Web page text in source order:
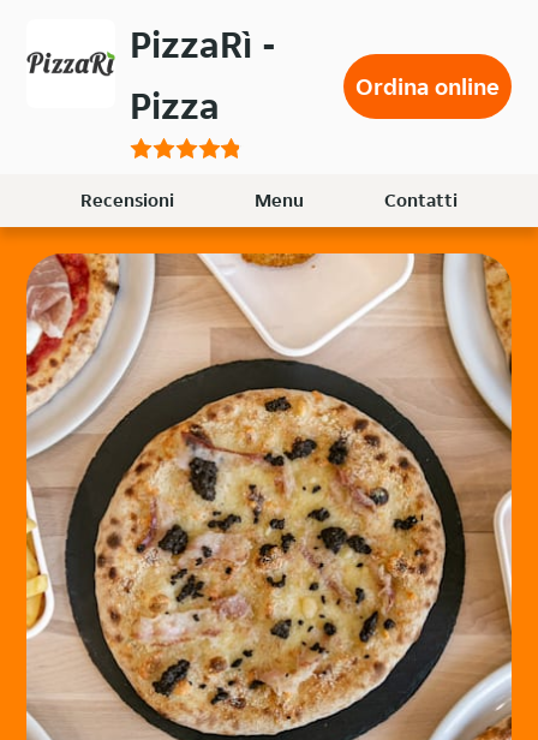
contenuto
PizzaRì -
Pizza
Ordina online
Recensioni Menu Contatti